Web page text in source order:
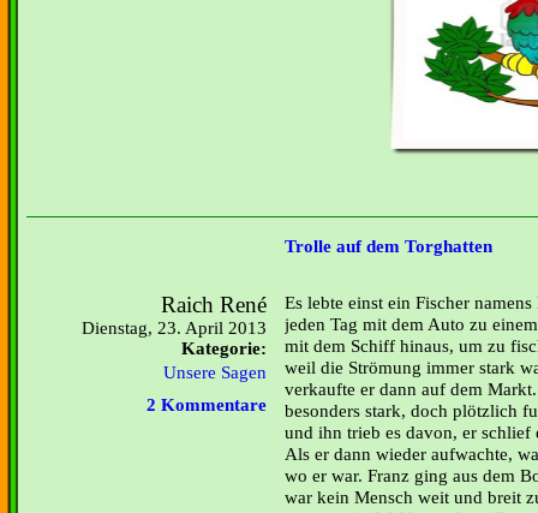
Trolle auf dem Torghatten
Raich René
Dienstag, 23. April 2013
Kategorie:
Unsere Sagen
2 Kommentare
Es lebte einst ein Fischer
jeden Tag mit dem Auto zu
mit dem Schiff hinaus, um zu
weil die Strömung immer stark
verkaufte er dann auf dem
besonders stark, doch plötzlich
und ihn trieb es davon, er schlief
Als er dann wieder aufwachte,
wo er war. Franz ging aus dem
war kein Mensch weit und breit